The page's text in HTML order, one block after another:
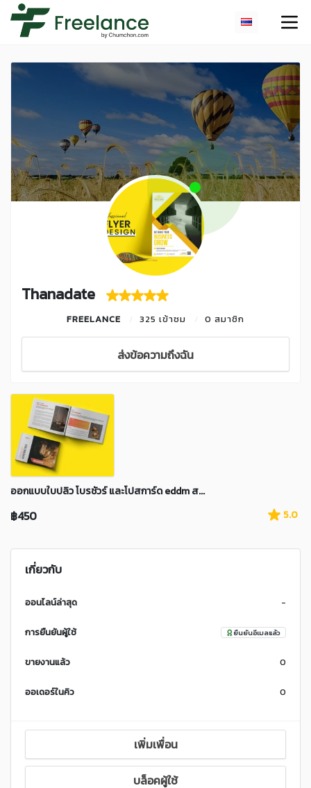
Thanadate
FREELANCE 325 เข้าชม 0 สมาชิก
ส่งข้อความถึงฉัน
ออกแบบใบปลิว โบรชัวร์ และโปสการ์ด eddm ส...
฿450 5.0
เกี่ยวกับ
ออนไลน์ล่าสุด -
การยืนยันผู้ใช้ ยืนยันอีเมลแล้ว
ขายงานแล้ว 0
ออเดอร์ในคิว 0
เพิ่มเพื่อน
บล็อคผู้ใช้